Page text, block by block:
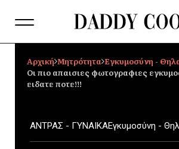
Αρχική Μητρότητα Εγκυμοσύνη -
Οι πιο απαισιες φωτογραφιες
ειδατε ποτε!!!
ΑΝΤΡΑΣ - ΓΥΝΑΙΚΑΕγκυμοσύνη -